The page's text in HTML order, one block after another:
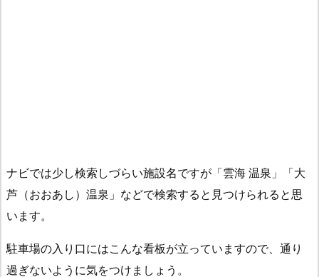
ナビでは少し検索しづらい施設名ですが「雲海 温泉」「大
芦（おおあし）温泉」などで検索すると見つけられると思
います。
駐車場の入り口にはこんな看板が立っていますので、通り
過ぎないように気をつけましょう。